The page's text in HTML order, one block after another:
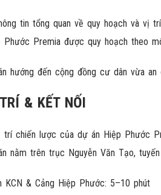
Phước Premia được quy hoạch theo
hướng đến cộng đồng cư dân vừa
& KẾT NỐI
nằm trên trục Nguyễn Văn Tạo,
KCN & Cảng Hiệp Phước: 5–10 phút